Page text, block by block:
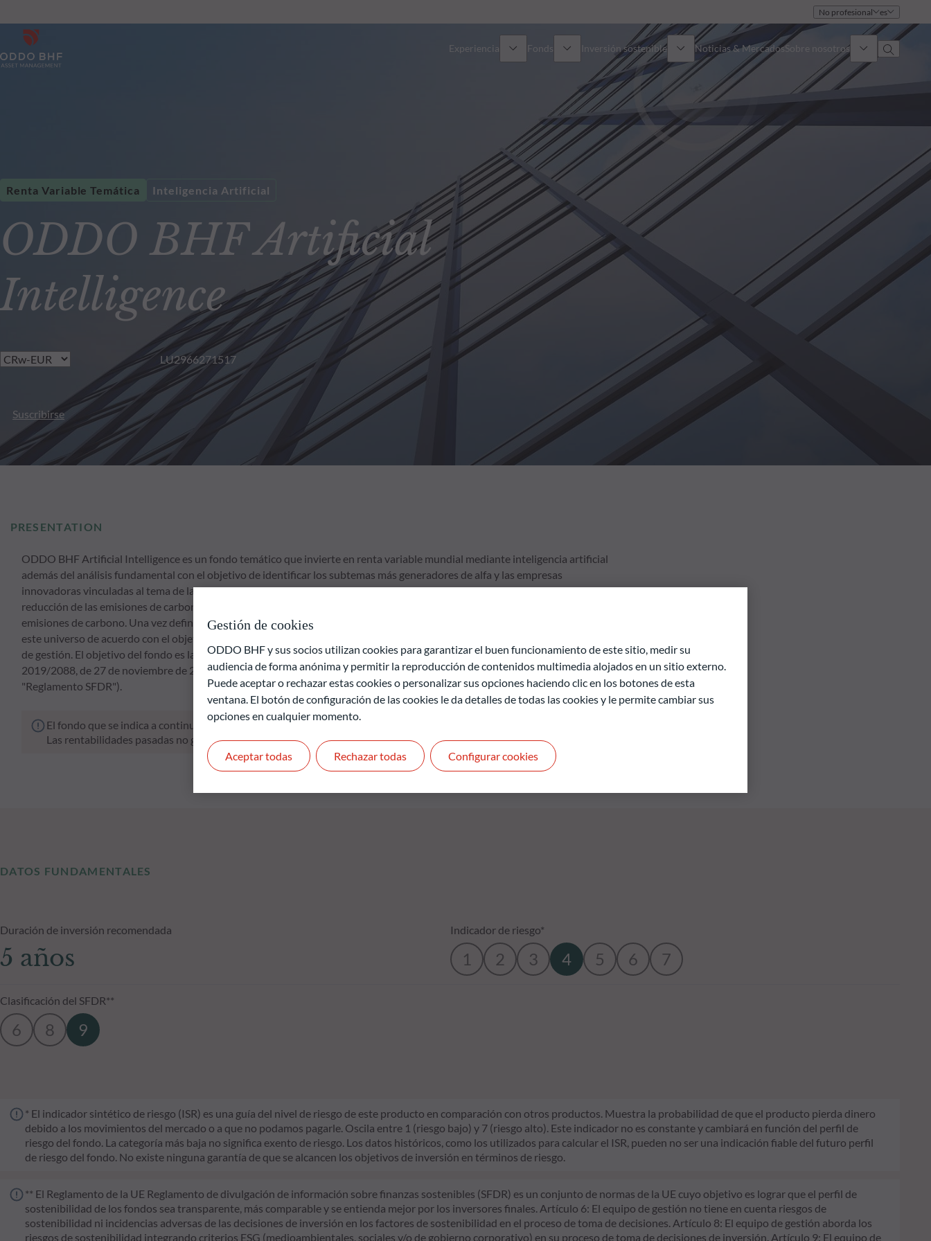
No profesional es
Experiencia
Renta Fija
Multiactivos
Activos privados
Fonds
Selección de fondos
Fondos White Label
Cómo suscribirse
Inversión sostenible
Resumen general
Enfoque
Publicaciones
Noticias & MercadosSobre nosotros
Identidad
Gobierno
Contacto
ODDO BHF Artificial
Intelligence
Renta Variable Temática Inteligencia Artificial
LU2966271517
Suscribirse
PRESENTATION
ODDO BHF Artificial Intelligence es un fondo temático que invierte en renta variable mundial mediante inteligencia artificial
además del análisis fundamental con el objetivo de identificar los subtemas más generadores de alfa y las empresas
innovadoras vinculadas al tema de la inteligencia artificial. El objetivo de inversión sostenible del fondo es contribuir a la
reducción de las emisiones de carbono y aprovechar las oportunidades derivadas de la transición a una economía con bajas
emisiones de carbono. Una vez definido el universo de inversión en inteligencia artificial, un análisis ESG y de carbono acota
este universo de acuerdo con el objetivo de inversión sostenible del fondo. El fondo es gestionado activamente por el equipo
de gestión. El objetivo del fondo es la inversión sostenible en el sentido del artículo 9, apartado 1, del Reglamento (UE)
2019/2088, de 27 de noviembre de 2019, relativo a los informes de sostenibilidad en el sector de los servicios financieros (el
"Reglamento SFDR").
El fondo que se indica a continuación conlleva un riesgo de pérdida de capital.
Las rentabilidades pasadas no garantizan resultados futuros y no son constantes en el tiempo
DATOS FUNDAMENTALES
Duración de inversión recomendada
5 años
Indicador de riesgo*
1 2 3 4 5 6 7
Clasificación del SFDR**
6 8 9
* El indicador sintético de riesgo (ISR) es una guía del nivel de riesgo de este producto en comparación con otros productos. Muestra la probabilidad de que el producto pierda dinero
debido a los movimientos del mercado o a que no podamos pagarle. Oscila entre 1 (riesgo bajo) y 7 (riesgo alto). Este indicador no es constante y cambiará en función del perfil de
riesgo del fondo. La categoría más baja no significa exento de riesgo. Los datos históricos, como los utilizados para calcular el ISR, pueden no ser una indicación fiable del futuro perfil
de riesgo del fondo. No existe ninguna garantía de que se alcancen los objetivos de inversión en términos de riesgo.
** El Reglamento de la UE Reglamento de divulgación de información sobre finanzas sostenibles (SFDR) es un conjunto de normas de la UE cuyo objetivo es lograr que el perfil de
sostenibilidad de los fondos sea transparente, más comparable y se entienda mejor por los inversores finales. Artículo 6: El equipo de gestión no tiene en cuenta riesgos de
sostenibilidad ni incidencias adversas de las decisiones de inversión en los factores de sostenibilidad en el proceso de toma de decisiones. Artículo 8: El equipo de gestión aborda los
riesgos de sostenibilidad integrando criterios ESG (medioambientales, sociales y/o de gobierno corporativo) en su proceso de toma de decisiones de inversión. Artículo 9: El equipo de
Gestión de cookies
ODDO BHF y sus socios utilizan cookies para garantizar el buen funcionamiento de este sitio, medir su
audiencia de forma anónima y permitir la reproducción de contenidos multimedia alojados en un sitio externo.
Puede aceptar o rechazar estas cookies o personalizar sus opciones haciendo clic en los botones de esta
ventana. El botón de configuración de las cookies le da detalles de todas las cookies y le permite cambiar sus
opciones en cualquier momento.
Rechazar todas
Aceptar todas Configurar cookies